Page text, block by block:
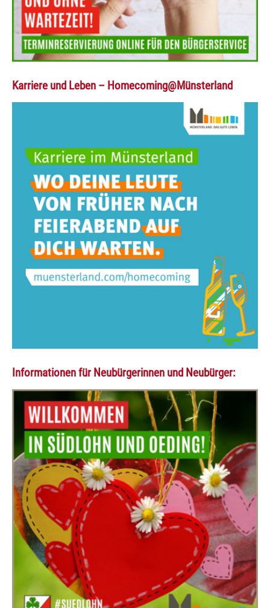
Karriere und Leben – Homecoming@Münsterland
Informationen für Neubürgerinnen und Neubürger: